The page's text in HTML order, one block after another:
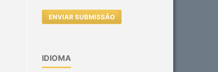
ENVIAR SUBMISSÃO
IDIOMA